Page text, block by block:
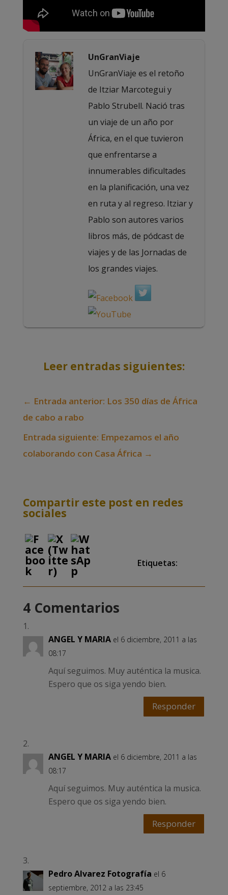
UnGranViaje
UnGranViaje es el retoño
de Itziar Marcotegui y
Pablo Strubell. Nació tras
un viaje de un año por
África, en el que tuvieron
que enfrentarse a
innumerables dificultades
en la planificación, una vez
en ruta y al regreso. Itziar y
Pablo son autores varios
libros más, de pódcast de
viajes y de las Jornadas de
los grandes viajes.
Leer entradas siguientes:
← Entrada anterior: Los 350 días de África
de cabo a rabo
Entrada siguiente: Empezamos el año
colaborando con Casa África →
Compartir este post en redes
sociales
Etiquetas:
4 Comentarios
ANGEL Y MARIA el 6 diciembre, 2011 a las
08:17
Aquí seguimos. Muy auténtica la musica.
Espero que os siga yendo bien.
Responder
ANGEL Y MARIA el 6 diciembre, 2011 a las
08:17
Aquí seguimos. Muy auténtica la musica.
Espero que os siga yendo bien.
Responder
Pedro Alvarez Fotografía el 6
septiembre, 2012 a las 23:45